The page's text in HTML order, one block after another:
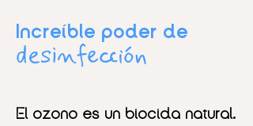
Increíble poder de
desinfección
El ozono es un biocida natural.